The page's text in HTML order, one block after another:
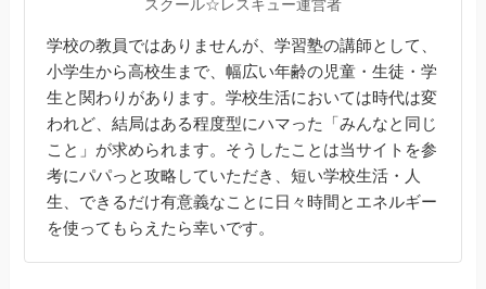
スクール☆レスキュー運営者
学校の教員ではありませんが、学習塾の講師として、
小学生から高校生まで、幅広い年齢の児童・生徒・学
生と関わりがあります。学校生活においては時代は変
われど、結局はある程度型にハマった「みんなと同じ
こと」が求められます。そうしたことは当サイトを参
考にパパっと攻略していただき、短い学校生活・人
生、できるだけ有意義なことに日々時間とエネルギー
を使ってもらえたら幸いです。